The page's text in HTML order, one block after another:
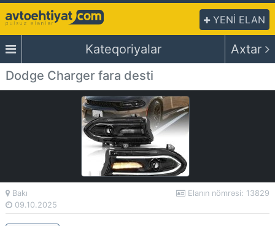
YENİ ELAN
Kateqoriyalar
Axtar
Dodge Charger fara desti
Bakı
09.10.2025
Elanın nömrəsi: 13829